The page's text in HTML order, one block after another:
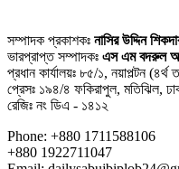
সম্পাদক প্রকাশকঃ নাসির উদ্দিন
ভারপ্রাপ্ত সম্পাদকঃ এস এম বদরুল
প্রধান কার্যালয়ঃ ৮৫/১, নয়াপল্টন
প্রেসঃ ১৯৪/৪ ফকিরাপুল, মতিঝিল,
রেজিঃ নং ডিএ - ১৪১২
Phone: +880 1711588106
+880 1922711047